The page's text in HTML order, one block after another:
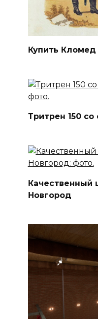
Купить Кломед
Тритрен 150
Качественный
Новгород